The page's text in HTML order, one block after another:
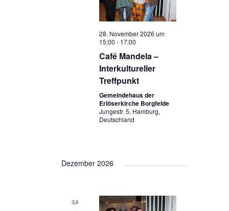
28. November 2026 um
15:00 - 17:00
Café Mandela –
Interkultureller
Treffpunkt
Gemeindehaus der
Erlöserkirche Borgfelde
Jungestr. 5, Hamburg,
Deutschland
Dezember 2026
SA